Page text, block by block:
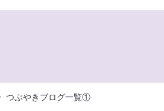
つぶやきブログ一覧①